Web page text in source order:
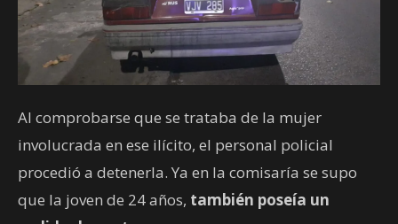
Al comprobarse que se trataba de la mujer
involucrada en ese ilícito, el personal policial
procedió a detenerla. Ya en la comisaría se supo
que la joven de 24 años, también poseía un